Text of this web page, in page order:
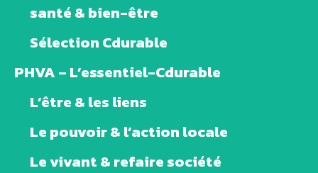
santé & bien-être
Sélection Cdurable
PHVA – L’essentiel-Cdurable
L’être & les liens
Le pouvoir & l’action locale
Le vivant & refaire société